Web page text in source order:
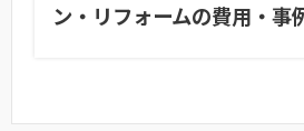
ン・リフォームの費用・事